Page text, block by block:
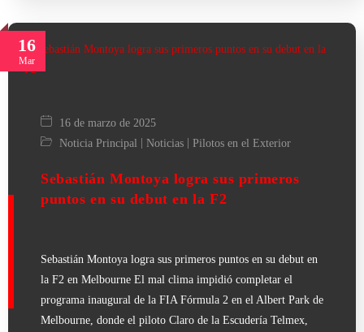
16
Mar
16 de marzo de 2025
Noticia Principal | Noticias | Pilotos en el Exterior
Sebastián Montoya logra sus primeros
puntos en su debut en la F2
Sebastián Montoya logra sus primeros puntos en su debut en
la F2 en Melbourne El mal clima impidió completar el
programa inaugural de la FIA Fórmula 2 en el Albert Park de
Melbourne, donde el piloto Claro de la Escudería Telmex,